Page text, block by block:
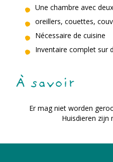
Une chambre avec
oreillers, couettes,
Nécessaire de cuisine
Inventaire complet sur
À savoir
Er mag niet worden
Huisdieren zijn